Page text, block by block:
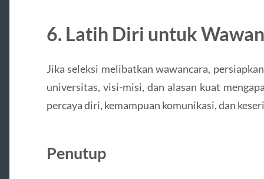
6. Latih Diri untuk
Jika seleksi melibatkan wawancara,
universitas, visi-misi, dan alasan kuat
percaya diri, kemampuan komunikasi, dan
Penutup